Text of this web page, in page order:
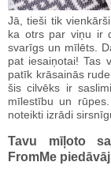
Jā, tieši tik
ka otrs par viņu ir
svarīgs un mīlēts.
pat iesaiņotai! Tas
patīk krāsainās
šis cilvēks ir
mīlestību un
noteikti izrādi
Tavu mīļoto
FromMe